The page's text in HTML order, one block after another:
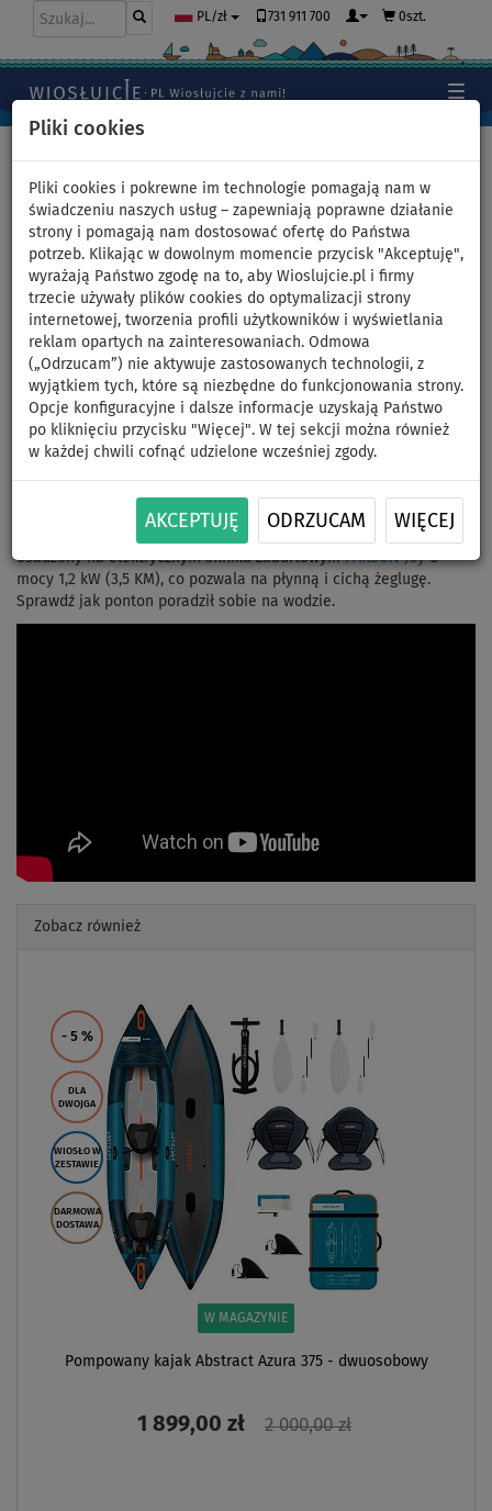
Pliki cookies
Pliki cookies i pokrewne im technologie pomagają nam w
świadczeniu naszych usług – zapewniają poprawne działanie
strony i pomagają nam dostosować ofertę do Państwa
potrzeb. Klikając w dowolnym momencie przycisk "Akceptuję",
wyrażają Państwo zgodę na to, aby Wioslujcie.pl i firmy
trzecie używały plików cookies do optymalizacji strony
internetowej, tworzenia profili użytkowników i wyświetlania
reklam opartych na zainteresowaniach. Odmowa
(„Odrzucam”) nie aktywuje zastosowanych technologii, z
wyjątkiem tych, które są niezbędne do funkcjonowania strony.
Opcje konfiguracyjne i dalsze informacje uzyskają Państwo
po kliknięciu przycisku "Więcej". W tej sekcji można również
w każdej chwili cofnąć udzielone wcześniej zgody.
AKCEPTUJĘ ODRZUCAM WIĘCEJ
PL/zł 731 911 700 0szt.
Test pontonu GLADIATOR
B330AD z silnikiem
elektrycznym PARSUN Joy 1,2
kW
To przestronny model, przeznaczony dla 4 osób, który idealnie
nadaje się do rekreacyjnych wypraw na wodzie. Ponton został
osadzony na elektrycznym silniku zaburtowymPARSUN Joyo
mocy 1,2 kW (3,5 KM), co pozwala na płynną i cichą żeglugę.
Sprawdź jak ponton poradził sobie na wodzie.
Zobacz również
- 5 %
DLA
DWOJGA
WIOSŁO W
ZESTAWIE
DARMOWA
DOSTAWA
W MAGAZYNIE
Pompowany kajak Abstract Azura 375 - dwuosobowy
1 899,00 zł 2 000,00 zł